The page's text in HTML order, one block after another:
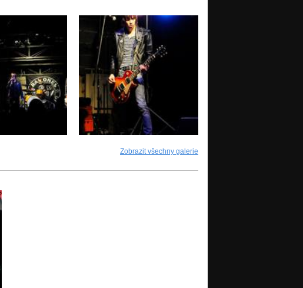
Zobrazit všechny galerie